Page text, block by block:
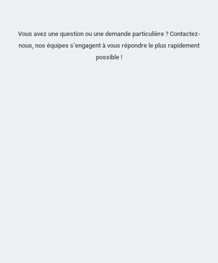
Vous avez une question ou une demande particulière ? Contactez-
nous, nos équipes s’engagent à vous répondre le plus rapidement
possible !